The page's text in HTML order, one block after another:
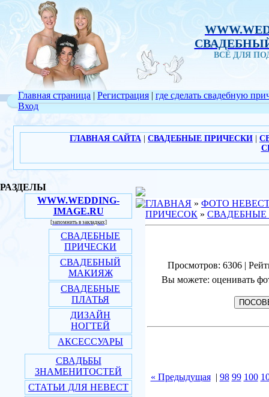
ВСЁ ДЛЯ
Главная страница | Регистрация |
Вход
где сделать свадебную
ГЛАВНАЯ САЙТА СВАДЕБНЫЕ ПРИЧЕСКИ
РАЗДЕЛЫ
WWW.WEDDING-
IMAGE.RU
[запомнить в закладках]
СВАДЕБНЫЕ
ПРИЧЕСКИ
СВАДЕБНЫЙ
МАКИЯЖ
СВАДЕБНЫЕ
ПЛАТЬЯ
ДИЗАЙН
НОГТЕЙ
АКСЕССУАРЫ
СВАДЬБЫ
ЗНАМЕНИТОСТЕЙ
СТАТЬИ ДЛЯ НЕВЕСТ
ГЛАВНАЯ » ФОТО
ПРИЧЕСОК »
Просмотров: 6306 |
Вы можете: оценивать
« Предыдущая| 98 99 100